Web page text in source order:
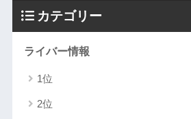
カテゴリー
ライバー情報
1位
2位